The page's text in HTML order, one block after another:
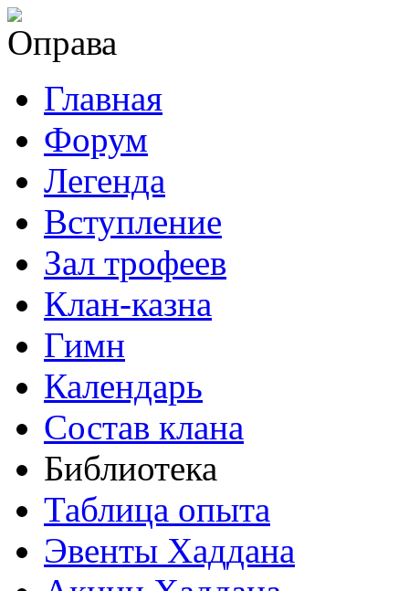
Главная
Форум
Легенда
Вступление
Зал трофеев
Клан-казна
Гимн
Календарь
Состав клана
Библиотека
Таблица опыта
Эвенты Хаддана